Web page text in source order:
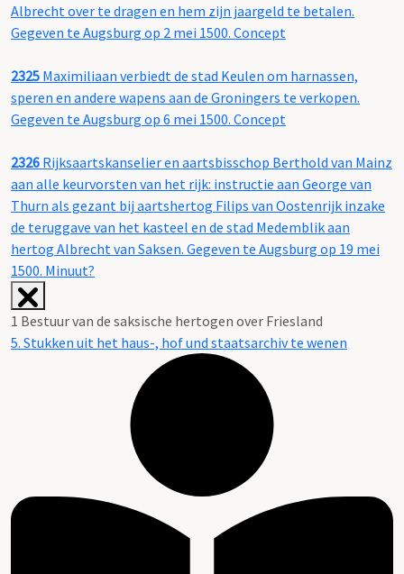
Albrecht over te dragen en hem zijn jaargeld te betalen.
Gegeven te Augsburg op 2 mei 1500. Concept
2325 Maximiliaan verbiedt de stad Keulen om harnassen,
speren en andere wapens aan de Groningers te verkopen.
Gegeven te Augsburg op 6 mei 1500. Concept
2326 Rijksaartskanselier en aartsbisschop Berthold van Mainz
aan alle keurvorsten van het rijk: instructie aan George van
Thurn als gezant bij aartshertog Filips van Oostenrijk inzake
de teruggave van het kasteel en de stad Medemblik aan
hertog Albrecht van Saksen. Gegeven te Augsburg op 19 mei
1500. Minuut?
1 Bestuur van de saksische hertogen over Friesland
5. Stukken uit het haus-, hof und staatsarchiv te wenen